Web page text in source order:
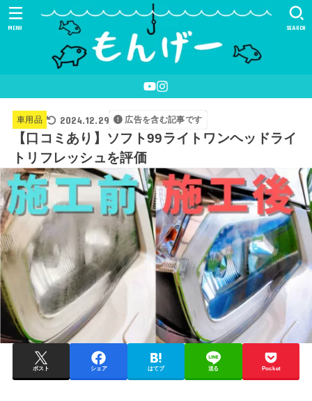
SEARCH
MENU
車用品 2024.12.29 広告を含む記事です
【口コミあり】ソフト99ライトワンヘッドライ
トリフレッシュを評価
ポスト シェア はてブ 送る Pocket